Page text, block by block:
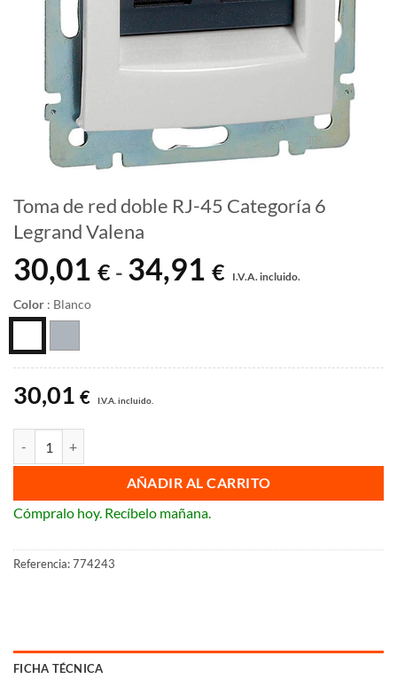
Toma de red doble RJ-45 Categoría 6
Legrand Valena
30,01 € - 34,91 €
de
hasta
I.V.A. incluido.
Color : Blanco
30,01 € I.V.A. incluido.
AÑADIR AL CARRITO
Cómpralo hoy. Recíbelo mañana.
Referencia:774243
FICHA TÉCNICA